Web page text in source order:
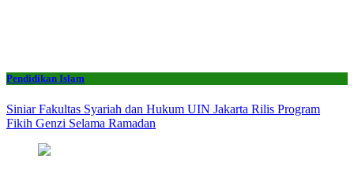
Pendidikan Islam
Siniar Fakultas Syariah dan Hukum UIN Jakarta Rilis Program
Fikih Genzi Selama Ramadan